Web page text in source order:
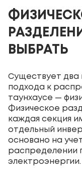
ВЫБРАТЬ
Существует два
подхода к
таунхаусе —
Физическое
каждая секция
отдельный
основано на
распределении
электроэнергии.